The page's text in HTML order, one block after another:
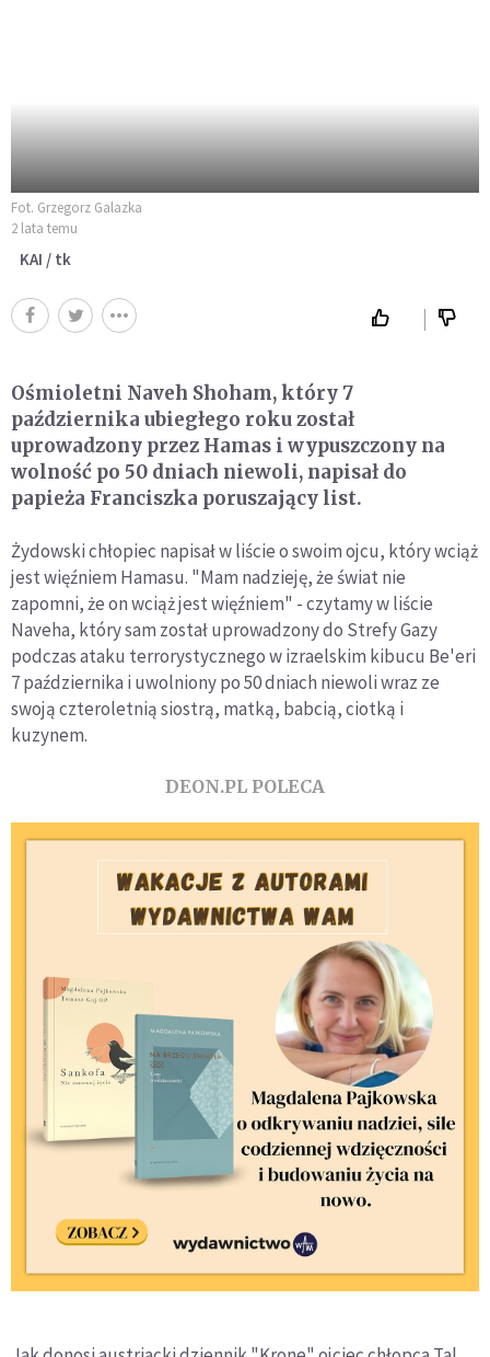
Fot. Grzegorz Galazka
2 lata temu
KAI / tk
Ośmioletni Naveh Shoham, który 7
października ubiegłego roku został
uprowadzony przez Hamas i wypuszczony na
wolność po 50 dniach niewoli, napisał do
papieża Franciszka poruszający list.
Żydowski chłopiec napisał w liście o swoim ojcu, który wciąż
jest więźniem Hamasu. "Mam nadzieję, że świat nie
zapomni, że on wciąż jest więźniem" - czytamy w liście
Naveha, który sam został uprowadzony do Strefy Gazy
podczas ataku terrorystycznego w izraelskim kibucu Be'eri
7 października i uwolniony po 50 dniach niewoli wraz ze
swoją czteroletnią siostrą, matką, babcią, ciotką i
kuzynem.
DEON.PL POLECA